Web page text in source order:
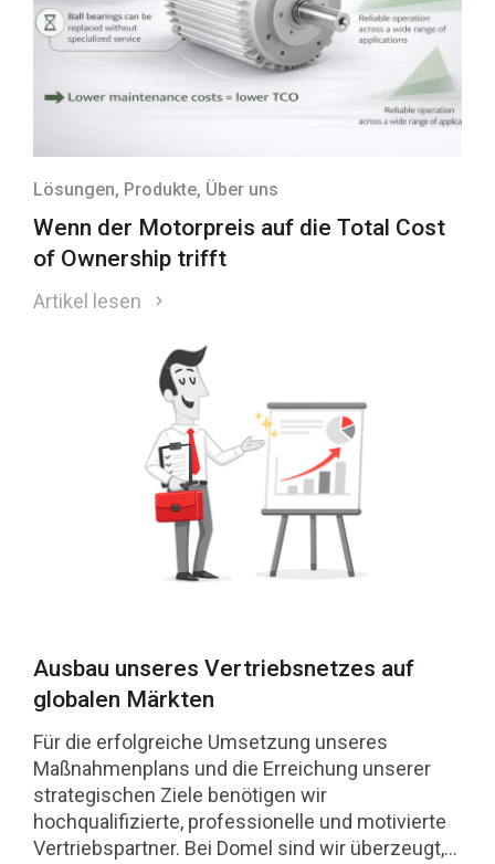
Lösungen, Produkte, Über uns
Wenn der Motorpreis auf die Total Cost
of Ownership trifft
Artikel lesen
Ausbau unseres Vertriebsnetzes auf
globalen Märkten
Für die erfolgreiche Umsetzung unseres
Maßnahmenplans und die Erreichung unserer
strategischen Ziele benötigen wir
hochqualifizierte, professionelle und motivierte
Vertriebspartner. Bei Domel sind wir überzeugt,